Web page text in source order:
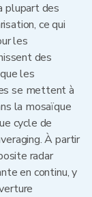
plupart des
ce qui
les
des
les
se mettent à
la mosaïque
cycle de
À partir
radar
en continu, y